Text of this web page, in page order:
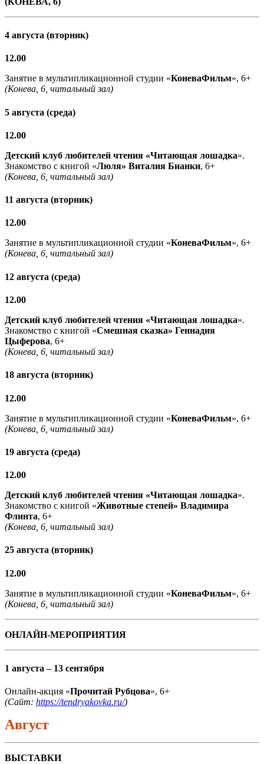
4 августа (вторник)
12.00
Занятие в мультипликационной студии «КоневаФильм», 6+
(Конева, 6, читальный зал)
5 августа (среда)
12.00
Детский клуб любителей чтения «Читающая лошадка».
Знакомство с книгой «Люля» Виталия Бианки, 6+
(Конева, 6, читальный зал)
11 августа (вторник)
12.00
Занятие в мультипликационной студии «КоневаФильм», 6+
(Конева, 6, читальный зал)
12 августа (среда)
12.00
Детский клуб любителей чтения «Читающая лошадка».
Знакомство с книгой «Смешная сказка» Геннадия
Цыферова, 6+
(Конева, 6, читальный зал)
18 августа (вторник)
12.00
Занятие в мультипликационной студии «КоневаФильм», 6+
(Конева, 6, читальный зал)
19 августа (среда)
12.00
Детский клуб любителей чтения «Читающая лошадка».
Знакомство с книгой «Животные степей» Владимира
Флинта, 6+
(Конева, 6, читальный зал)
25 августа (вторник)
12.00
Занятие в мультипликационной студии «КоневаФильм», 6+
(Конева, 6, читальный зал)
ОНЛАЙН-МЕРОПРИЯТИЯ
1 августа – 13 сентября
Онлайн-акция «Прочитай Рубцова», 6+
(Сайт: https://tendryakovka.ru/)
Август
ВЫСТАВКИ